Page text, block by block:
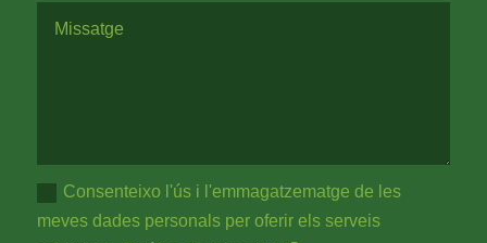
Consenteixo l'ús i l'emmagatzematge de les
meves dades personals per oferir els serveis